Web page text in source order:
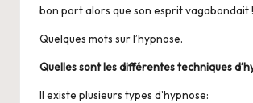
bon port alors que son esprit vagabondait !
Quelques mots sur l’hypnose.
Quelles sont les différentes techniques
Il existe plusieurs types d’hypnose: